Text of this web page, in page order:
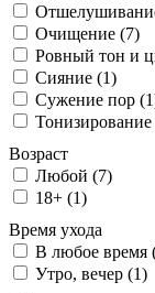
Очищение (7)
Ровный тон и
Сияние (1)
Сужение пор
Тонизирование
Возраст
Любой (7)
18+ (1)
Время ухода
В любое время
Утро, вечер (1)